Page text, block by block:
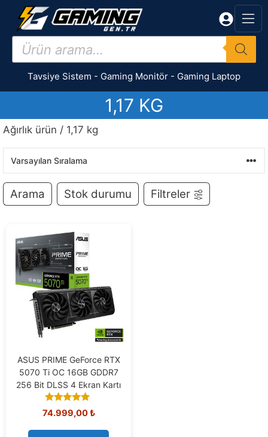
İçeriğe
Products
search
Tavsiye Sistem - Gaming Monitör - Gaming Laptop
1,17 KG
Ağırlık ürün / 1,17 kg
Arama Stok durumu Filtreler
ASUS PRIME GeForce RTX
5070 Ti OC 16GB GDDR7
256 Bit DLSS 4 Ekran Kartı
5.00
out of 5
74.999,00₺